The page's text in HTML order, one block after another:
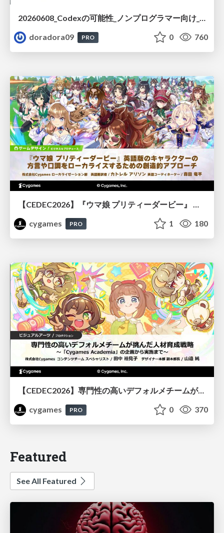
20260608_Codexの可能性_ノンプログラマー向け_大城追記
doradora09
PRO 0 760
cygames
PRO 1 180
【CEDEC2026】専門性の高いデフォルメチームが挑んだ人材育成戦略 〜Cygames Academiaの企画から実施まで〜
cygames
PRO 0 370
Featured
See All Featured